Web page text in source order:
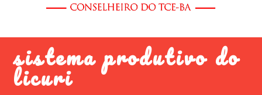
sistema produtivo do
licuri